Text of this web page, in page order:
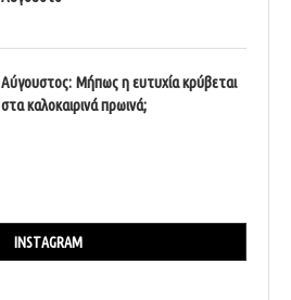
Αύγουστος: Μήπως η ευτυχία κρύβεται
στα καλοκαιρινά πρωινά;
INSTAGRAM